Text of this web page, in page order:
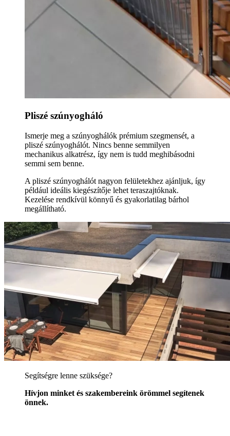
Pliszé szúnyogháló
Ismerje meg a szúnyoghálók prémium szegmensét, a
pliszé szúnyoghálót. Nincs benne semmilyen
mechanikus alkatrész, így nem is tudd meghibásodni
semmi sem benne.
A pliszé szúnyoghálót nagyon felületekhez ajánljuk, így
például ideális kiegészítője lehet teraszajtóknak.
Kezelése rendkívül könnyű és gyakorlatilag bárhol
megállítható.
Segítségre lenne szüksége?
Hívjon minket és szakembereink örömmel segítenek
önnek.